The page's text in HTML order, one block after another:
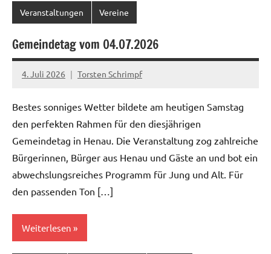
Veranstaltungen Vereine
Gemeindetag vom 04.07.2026
4. Juli 2026 Torsten Schrimpf
Bestes sonniges Wetter bildete am heutigen Samstag
den perfekten Rahmen für den diesjährigen
Gemeindetag in Henau. Die Veranstaltung zog zahlreiche
Bürgerinnen, Bürger aus Henau und Gäste an und bot ein
abwechslungsreiches Programm für Jung und Alt. Für
den passenden Ton […]
Weiterlesen